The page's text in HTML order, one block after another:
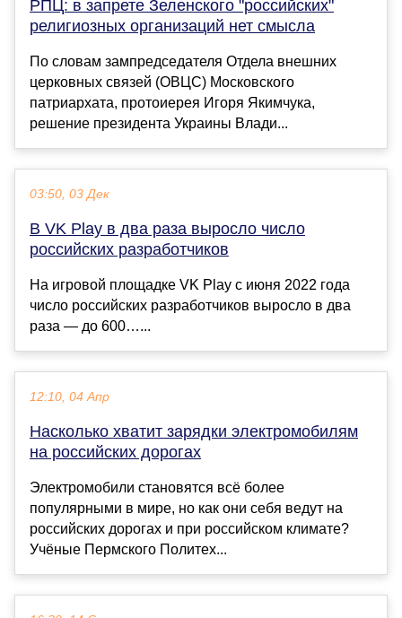
РПЦ: в запрете Зеленского "российских"
религиозных организаций нет смысла
По словам зампредседателя Отдела внешних
церковных связей (ОВЦС) Московского
патриархата, протоиерея Игоря Якимчука,
решение президента Украины Влади...
03:50, 03 Дек
В VK Play в два раза выросло число
российских разработчиков
На игровой площадке VK Play с июня 2022 года
число российских разработчиков выросло в два
раза — до 600…...
12:10, 04 Апр
Насколько хватит зарядки электромобилям
на российских дорогах
Электромобили становятся всё более
популярными в мире, но как они себя ведут на
российских дорогах и при российском климате?
Учёные Пермского Политех...